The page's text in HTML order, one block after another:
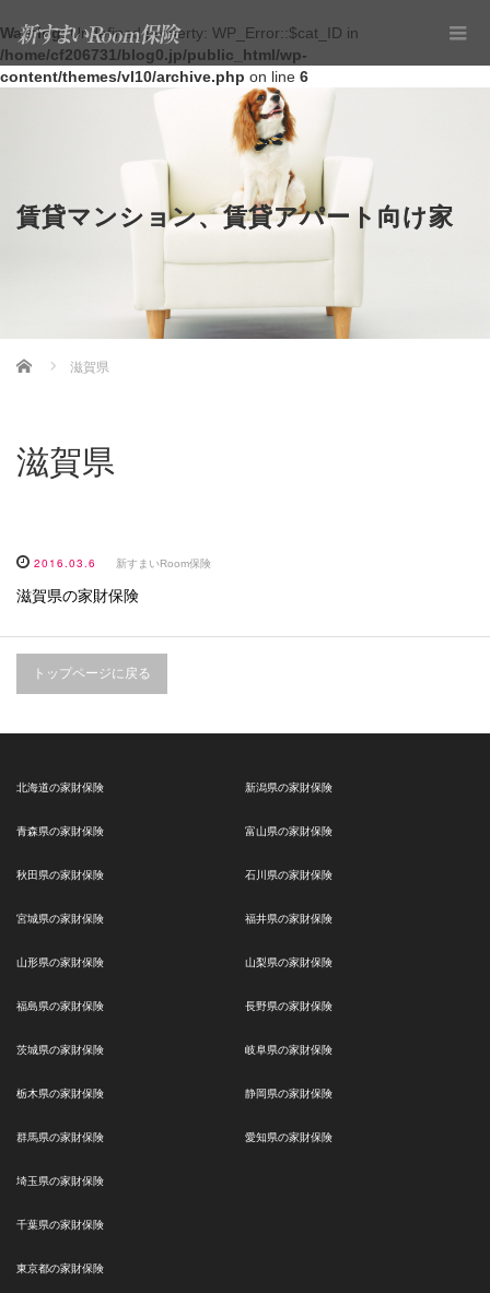
Warning: Undefined property: WP_Error::$cat_ID in
/home/cf206731/blog0.jp/public_html/wp-
content/themes/vl10/archive.php on line 6
賃貸マンション、賃貸アパート向け家
Home 滋賀県
滋賀県
2016.03.6 新すまいRoom保険
滋賀県の家財保険
トップページに戻る
北海道の家財保険
青森県の家財保険
秋田県の家財保険
宮城県の家財保険
山形県の家財保険
福島県の家財保険
茨城県の家財保険
栃木県の家財保険
群馬県の家財保険
埼玉県の家財保険
千葉県の家財保険
東京都の家財保険
新潟県の家財保険
富山県の家財保険
石川県の家財保険
福井県の家財保険
山梨県の家財保険
長野県の家財保険
岐阜県の家財保険
静岡県の家財保険
愛知県の家財保険